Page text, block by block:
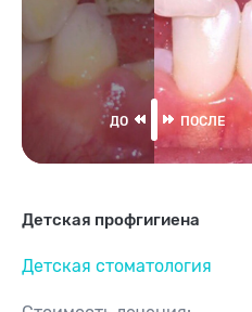
Детская профгигиена
Детская стоматология